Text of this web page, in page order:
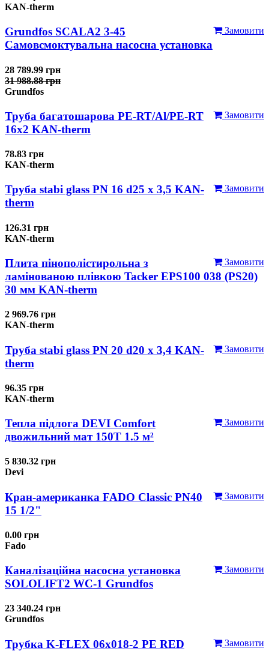
KAN-therm
Замовити
Grundfos SCALA2 3-45
Самовсмоктувальна насосна установка
28 789.99 грн
31 988.88 грн
Grundfos
Замовити
Труба багатошарова PE-RT/Al/PE-RT
16x2 KAN-therm
78.83 грн
KAN-therm
Замовити
Труба stabi glass PN 16 d25 х 3,5 KAN-
therm
126.31 грн
KAN-therm
Замовити
Плита пінополістирольна з
ламінованою плівкою Tacker EPS100 038 (PS20)
30 мм KAN-therm
2 969.76 грн
KAN-therm
Замовити
Труба stabi glass PN 20 d20 х 3,4 KAN-
therm
96.35 грн
KAN-therm
Замовити
Тепла підлога DEVI Comfort
двожильний мат 150T 1.5 м²
5 830.32 грн
Devi
Замовити
Кран-американка FADO Classic PN40
15 1/2"
0.00 грн
Fado
Замовити
Каналізаційна насосна установка
SOLOLIFT2 WC-1 Grundfos
23 340.24 грн
Grundfos
Замовити
Трубка K-FLEX 06x018-2 РЕ RED